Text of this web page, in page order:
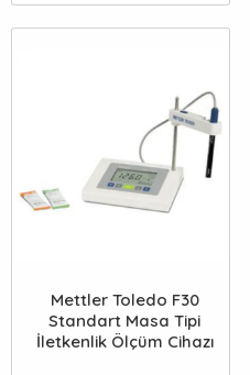
Mettler Toledo F30
Standart Masa Tipi
İletkenlik Ölçüm Cihazı